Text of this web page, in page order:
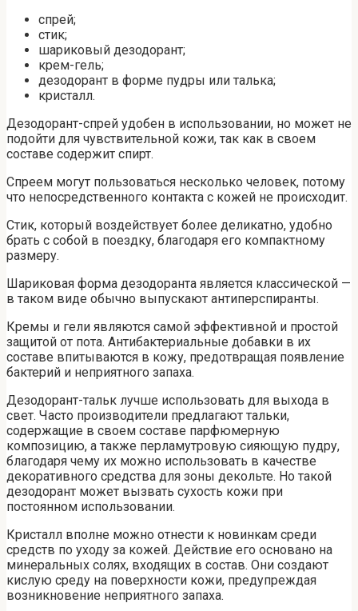
спрей;
стик;
шариковый дезодорант;
крем-гель;
дезодорант в форме пудры или талька;
кристалл.
Дезодорант-спрей удобен в использовании, но может не
подойти для чувствительной кожи, так как в своем
составе содержит спирт.
Спреем могут пользоваться несколько человек, потому
что непосредственного контакта с кожей не происходит.
Стик, который воздействует более деликатно, удобно
брать с собой в поездку, благодаря его компактному
размеру.
Шариковая форма дезодоранта является классической —
в таком виде обычно выпускают антиперспиранты.
Кремы и гели являются самой эффективной и простой
защитой от пота. Антибактериальные добавки в их
составе впитываются в кожу, предотвращая появление
бактерий и неприятного запаха.
Дезодорант-тальк лучше использовать для выхода в
свет. Часто производители предлагают тальки,
содержащие в своем составе парфюмерную
композицию, а также перламутровую сияющую пудру,
благодаря чему их можно использовать в качестве
декоративного средства для зоны декольте. Но такой
дезодорант может вызвать сухость кожи при
постоянном использовании.
Кристалл вполне можно отнести к новинкам среди
средств по уходу за кожей. Действие его основано на
минеральных солях, входящих в состав. Они создают
кислую среду на поверхности кожи, предупреждая
возникновение неприятного запаха.